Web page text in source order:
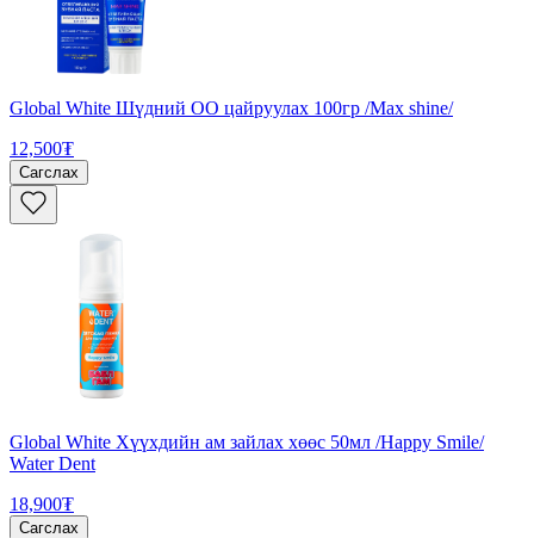
Global White Шүдний ОО цайруулах 100гр /Max shine/
12,500₮
Сагслах
Global White Хүүхдийн ам зайлах хөөс 50мл /Happy Smile/
Water Dent
18,900₮
Сагслах